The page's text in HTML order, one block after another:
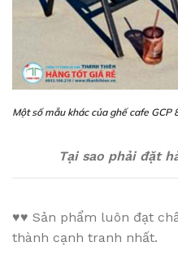
Một số mẫu khác của ghế cafe GCP
Tại sao phải đặt
♥♥ Sản phẩm luôn đạt
thành cạnh tranh nhất.